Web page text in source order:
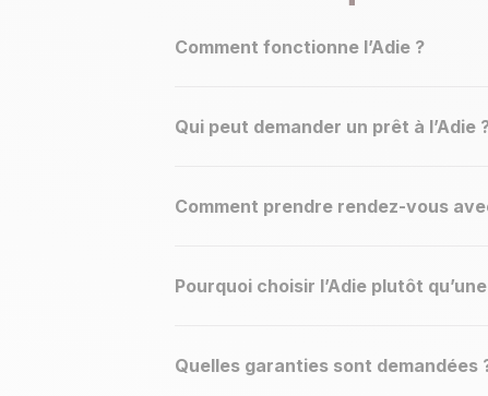
Comment fonctionne l’Adie ?
Qui peut demander un prêt à l’Adie
Comment prendre rendez-vous
Pourquoi choisir l’Adie plutôt
Quelles garanties sont demandées